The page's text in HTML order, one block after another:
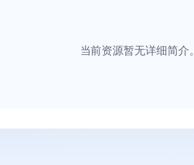
当前资源暂无详细简介。